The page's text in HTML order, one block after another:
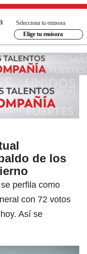
Selecciona tu emisora
Elige tu emisora
de los
perfila como
con 72 votos
Así se